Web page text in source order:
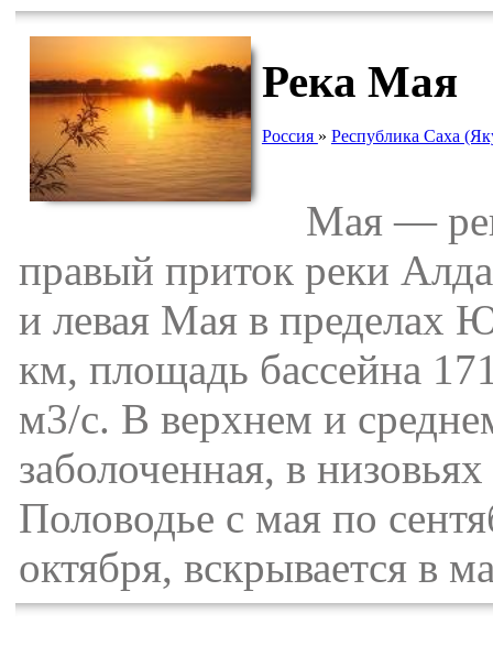
Река Мая
Россия » Республика Саха
Мая —
правый приток реки
и левая Мая в пределах
км, площадь бассейна
м3/с. В верхнем и
заболоченная, в
Половодье с мая по
октября, вскрывается в